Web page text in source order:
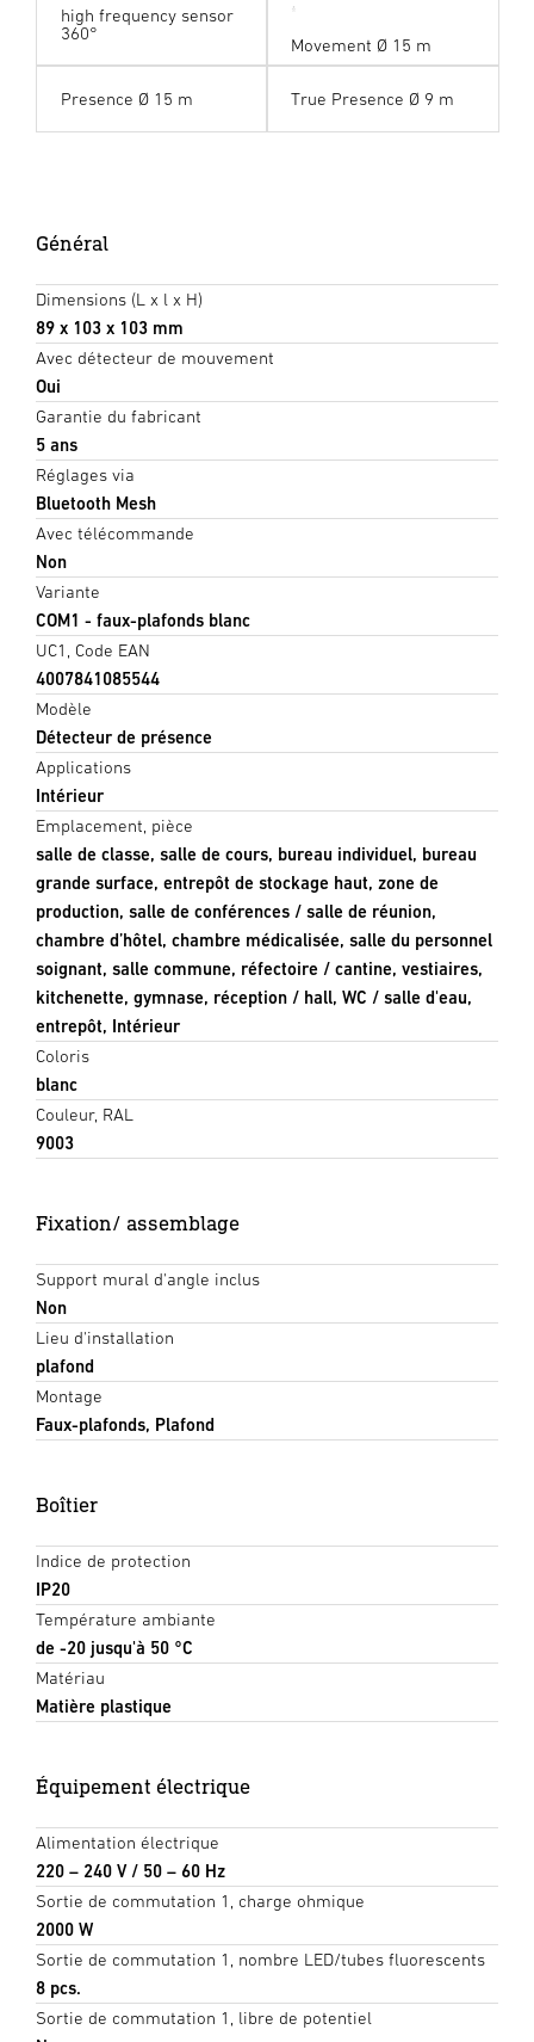
high frequency sensor
360°
Movement Ø 15 m
Presence Ø 15 m True Presence Ø 9 m
Général
Dimensions (L x l x H)
89 x 103 x 103 mm
Avec détecteur de mouvement
Oui
Garantie du fabricant
5 ans
Réglages via
Bluetooth Mesh
Avec télécommande
Non
Variante
COM1 - faux-plafonds blanc
UC1, Code EAN
4007841085544
Modèle
Détecteur de présence
Applications
Intérieur
Emplacement, pièce
salle de classe, salle de cours, bureau individuel, bureau
grande surface, entrepôt de stockage haut, zone de
production, salle de conférences / salle de réunion,
chambre d’hôtel, chambre médicalisée, salle du personnel
soignant, salle commune, réfectoire / cantine, vestiaires,
kitchenette, gymnase, réception / hall, WC / salle d'eau,
entrepôt, Intérieur
Coloris
blanc
Couleur, RAL
9003
Fixation/ assemblage
Support mural d'angle inclus
Non
Lieu d'installation
plafond
Montage
Faux-plafonds, Plafond
Boîtier
Indice de protection
IP20
Température ambiante
de -20 jusqu'à 50 °C
Matériau
Matière plastique
Équipement électrique
Alimentation électrique
220 – 240 V / 50 – 60 Hz
Sortie de commutation 1, charge ohmique
2000 W
Sortie de commutation 1, nombre LED/tubes fluorescents
8 pcs.
Sortie de commutation 1, libre de potentiel